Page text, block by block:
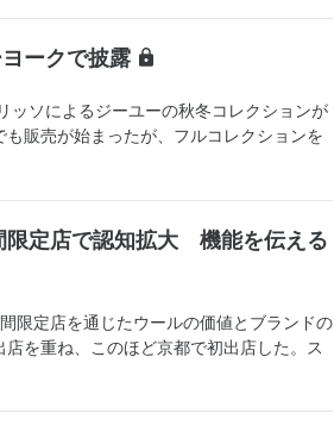
ークで披露
ソによるジーユーの秋冬コレクションが
販売が始まったが、フルコレクションを
定店で認知拡大 機能を伝える
限定店を通じたウールの価値とブランドの
を重ね、このほど京都で初出店した。ス